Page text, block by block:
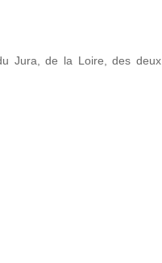
Jura, de la Loire, des deux